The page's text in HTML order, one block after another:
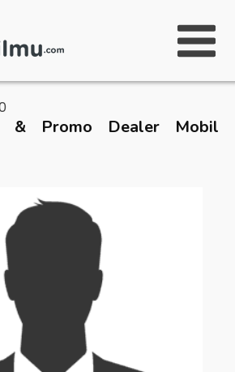
& Promo Dealer Mobil